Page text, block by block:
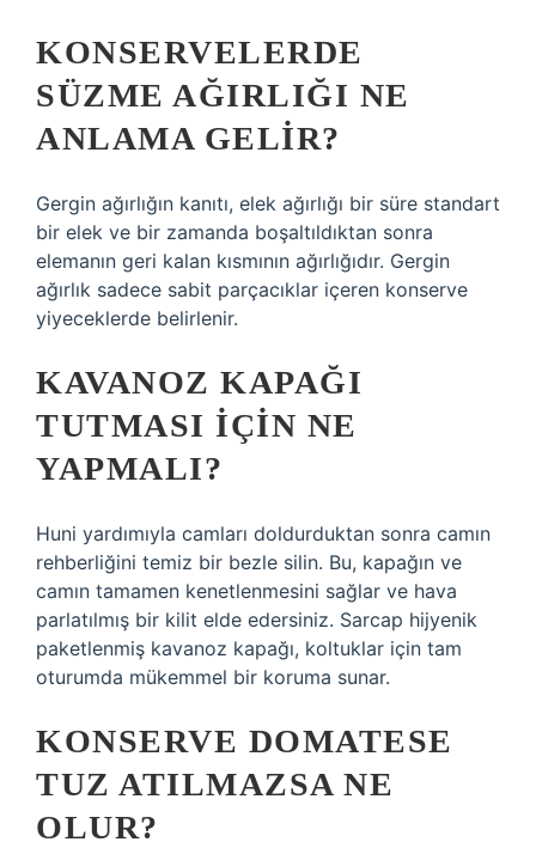
KONSERVELERDE
SÜZME AĞIRLIĞI NE
ANLAMA GELIR?
Gergin ağırlığın kanıtı, elek ağırlığı bir süre standart
bir elek ve bir zamanda boşaltıldıktan sonra
elemanın geri kalan kısmının ağırlığıdır. Gergin
ağırlık sadece sabit parçacıklar içeren konserve
yiyeceklerde belirlenir.
KAVANOZ KAPAĞI
TUTMASI IÇIN NE
YAPMALI?
Huni yardımıyla camları doldurduktan sonra camın
rehberliğini temiz bir bezle silin. Bu, kapağın ve
camın tamamen kenetlenmesini sağlar ve hava
parlatılmış bir kilit elde edersiniz. Sarcap hijyenik
paketlenmiş kavanoz kapağı, koltuklar için tam
oturumda mükemmel bir koruma sunar.
KONSERVE DOMATESE
TUZ ATILMAZSA NE
OLUR?